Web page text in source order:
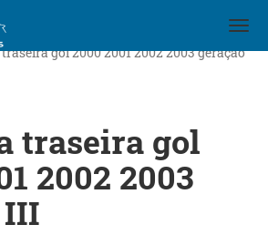
gol 2000 2001 2002 2003 geração
traseira gol
2002 2003
III